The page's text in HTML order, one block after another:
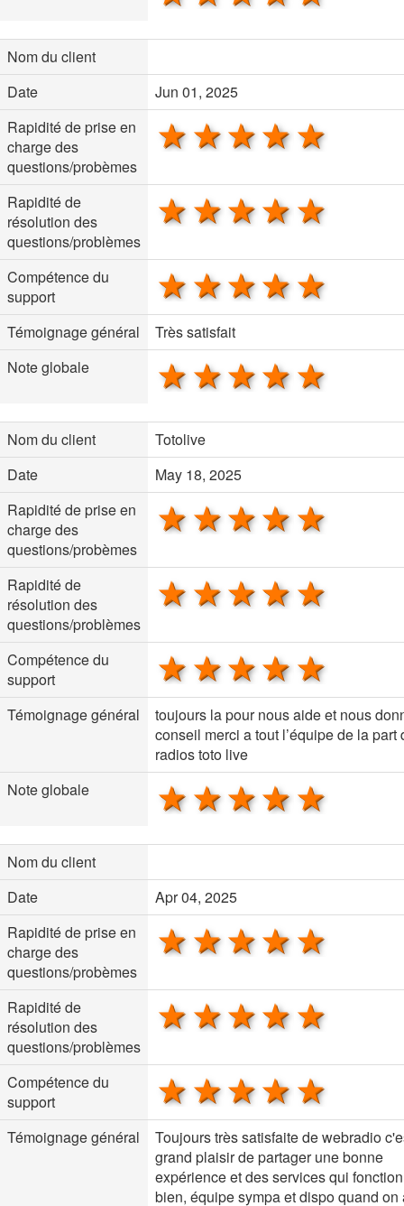
Nom du client
Date
Jun 01, 2025
Rapidité de prise en
charge des
questions/probèmes
4 stars
3 stars
2 stars
1 star
Rapidité de
résolution des
questions/problèmes
4 stars
3 stars
2 stars
1 star
Compétence du
support
4 stars
3 stars
2 stars
1 star
Témoignage général
Très satisfait
Note globale
4 stars
3 stars
2 stars
1 star
Nom du client
Totolive
Date
May 18, 2025
Rapidité de prise en
charge des
questions/probèmes
4 stars
3 stars
2 stars
1 star
Rapidité de
résolution des
questions/problèmes
4 stars
3 stars
2 stars
1 star
Compétence du
support
4 stars
3 stars
2 stars
1 star
Témoignage général
toujours la pour nous aide et nous
conseil merci a tout l’équipe de la part
radios toto live
Note globale
4 stars
3 stars
2 stars
1 star
Nom du client
Date
Apr 04, 2025
Rapidité de prise en
charge des
questions/probèmes
4 stars
3 stars
2 stars
1 star
Rapidité de
résolution des
questions/problèmes
4 stars
3 stars
2 stars
1 star
Compétence du
support
4 stars
3 stars
2 stars
1 star
Témoignage général
Toujours très satisfaite de webradio
grand plaisir de partager une bonne
expérience et des services qui
bien, équipe sympa et dispo quand on